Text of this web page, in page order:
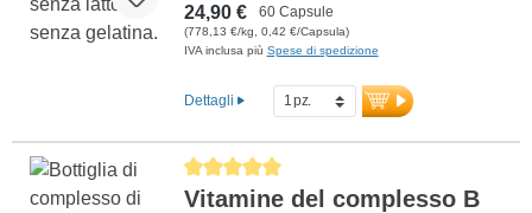
24,90 € 60 Capsule
(778,13 €/kg, 0,42 €/Capsula)
IVA inclusa più Spese di spedizione
Dettagli
Average rating of 5 out of 5 stars
Vitamine del complesso B